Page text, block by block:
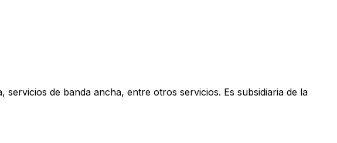
de banda ancha, entre otros servicios. Es subsidiaria de la